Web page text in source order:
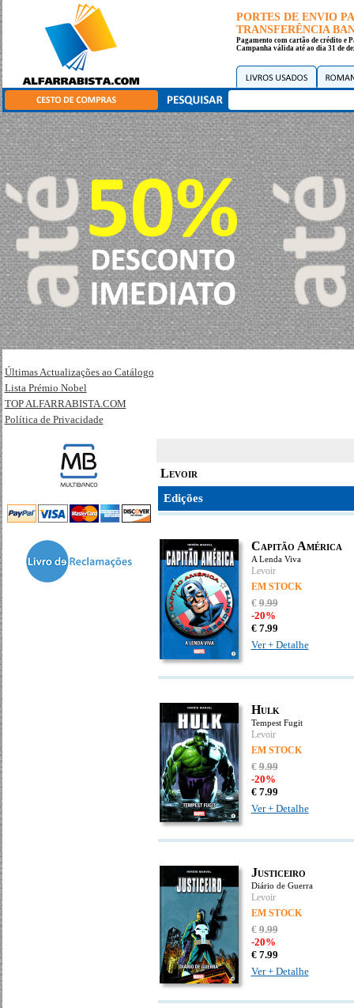
PORTES DE ENVIO
TRANSFERÊNCIA
Pagamento com cartão de crédito e
Campanha válida até ao dia 31 de
Últimas Actualizações ao Catálogo
Lista Prémio Nobel
TOP ALFARRABISTA.COM
Política de Privacidade
Levoir
Edições
Capitão América
A Lenda Viva
Levoir
EM STOCK
€9.99
-20%
€ 7.99
Ver + Detalhe
Hulk
Tempest Fugit
Levoir
EM STOCK
€9.99
-20%
€ 7.99
Ver + Detalhe
Justiceiro
Diário de Guerra
Levoir
EM STOCK
€9.99
-20%
€ 7.99
Ver + Detalhe